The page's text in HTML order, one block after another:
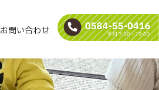
お問い合わせ